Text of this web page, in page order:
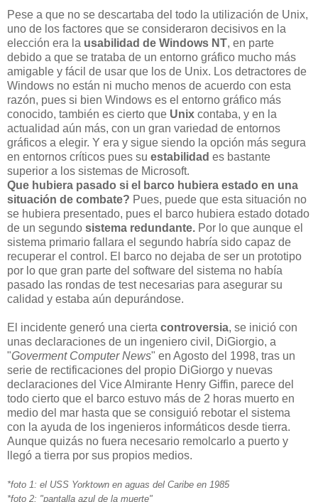
Pese a que no se descartaba del todo la utilización de Unix,
uno de los factores que se consideraron decisivos en la
elección era la usabilidad de Windows NT, en parte
debido a que se trataba de un entorno gráfico mucho más
amigable y fácil de usar que los de Unix. Los detractores de
Windows no están ni mucho menos de acuerdo con esta
razón, pues si bien Windows es el entorno gráfico más
conocido, también es cierto que Unix contaba, y en la
actualidad aún más, con un gran variedad de entornos
gráficos a elegir. Y era y sigue siendo la opción más segura
en entornos críticos pues su estabilidad es bastante
superior a los sistemas de Microsoft.
Que hubiera pasado si el barco hubiera estado en una
situación de combate? Pues, puede que esta situación no
se hubiera presentado, pues el barco hubiera estado dotado
de un segundo sistema redundante. Por lo que aunque el
sistema primario fallara el segundo habría sido capaz de
recuperar el control. El barco no dejaba de ser un prototipo
por lo que gran parte del software del sistema no había
pasado las rondas de test necesarias para asegurar su
calidad y estaba aún depurándose.
El incidente generó una cierta controversia, se inició con
unas declaraciones de un ingeniero civil, DiGiorgio, a
"Goverment Computer News" en Agosto del 1998, tras un
serie de rectificaciones del propio DiGiorgo y nuevas
declaraciones del Vice Almirante Henry Giffin, parece del
todo cierto que el barco estuvo más de 2 horas muerto en
medio del mar hasta que se consiguió rebotar el sistema
con la ayuda de los ingenieros informáticos desde tierra.
Aunque quizás no fuera necesario remolcarlo a puerto y
llegó a tierra por sus propios medios.
*foto 1: el USS Yorktown en aguas del Caribe en 1985
*foto 2: "pantalla azul de la muerte"